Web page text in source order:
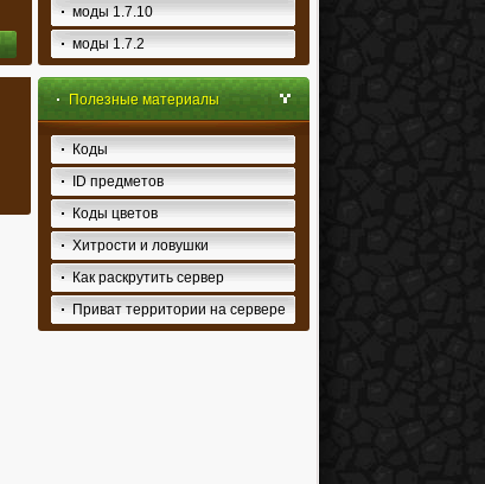
моды 1.7.10
моды 1.7.2
Полезные материалы
Коды
ID предметов
Коды цветов
Хитрости и ловушки
Как раскрутить сервер
Приват территории на сервере